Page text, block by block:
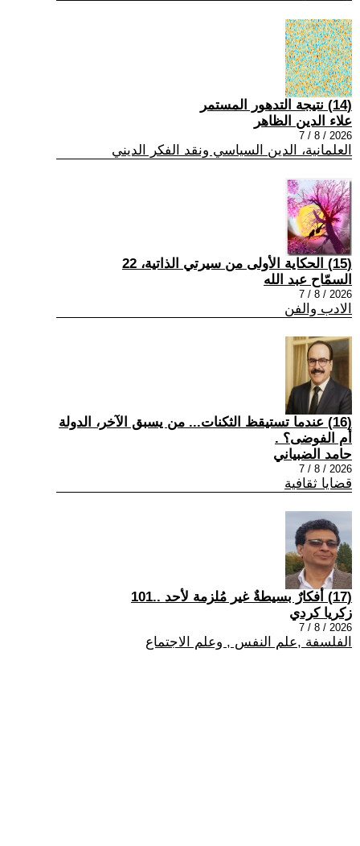
(14) نتيجة التدهور المستمر
علاء الدين الظاهر
2026 / 8 / 7
العلمانية، الدين السياسي ونقد الفكر الديني
(15) الحكاية الأولى من سيرتي الذاتية، 22
السمّاح عبد الله
2026 / 8 / 7
الادب والفن
(16) عندما تستيقظ الثكنات... من يسبق الآخر، الدولة
أم الفوضى؟ .
حامد الضبياني
2026 / 8 / 7
قضايا ثقافية
(17) أفكارٌ بسيطةٌ غير مُلزمة لأحد ..101
زكريا كردي
2026 / 8 / 7
الفلسفة ,علم النفس , وعلم الاجتماع